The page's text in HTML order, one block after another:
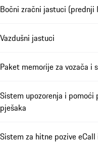
Bočni zračni jastuci (prednji
Vazdušni jastuci
Paket memorije za vozača i
Sistem upozorenja i
pješaka
Sistem za hitne pozive eCall